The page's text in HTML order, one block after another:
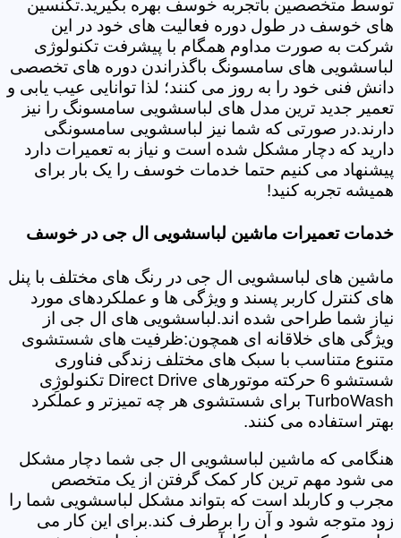
توسط متخصصین باتجربه خوسف بهره بگیرید.تکنسین
های خوسف در طول دوره فعالیت های خود در این
شرکت به صورت مداوم همگام با پیشرفت تکنولوژی
لباسشویی های سامسونگ باگذراندن دوره های تخصصی
دانش فنی خود را به روز می کنند؛ لذا توانایی عیب یابی و
تعمیر جدید ترین مدل های لباسشویی سامسونگ را نیز
دارند.در صورتی که شما نیز لباسشویی سامسونگی
دارید که دچار مشکل شده است و نیاز به تعمیرات دارد
پیشنهاد می کنیم حتما خدمات خوسف را یک بار برای
همیشه تجربه کنید!
خدمات تعمیرات ماشین لباسشویی ال جی در خوسف
ماشین های لباسشویی ال جی در رنگ های مختلف با پنل
های کنترل کاربر پسند و ویژگی ها و عملکردهای مورد
نیاز شما طراحی شده اند.لباسشویی های ال جی از
ویژگی های خلاقانه ای همچون:ظرفیت های شستشوی
متنوع متناسب با سبک های مختلف زندگی فناوری
شستشو 6 حرکته موتورهای Direct Drive تکنولوژِی
TurboWash برای شستشوی هر چه تمیزتر و عملکرد
بهتر استفاده می کنند.
هنگامی که ماشین لباسشویی ال جی شما دچار مشکل
می شود مهم ترین کار کمک گرفتن از یک متخصص
مجرب و کاربلد است که بتواند مشکل لباسشویی شما را
زود متوجه شود و آن را برطرف کند.برای این کار می